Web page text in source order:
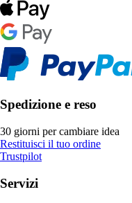
Spedizione e reso
30 giorni per cambiare idea
Restituisci il tuo ordine
Trustpilot
Servizi